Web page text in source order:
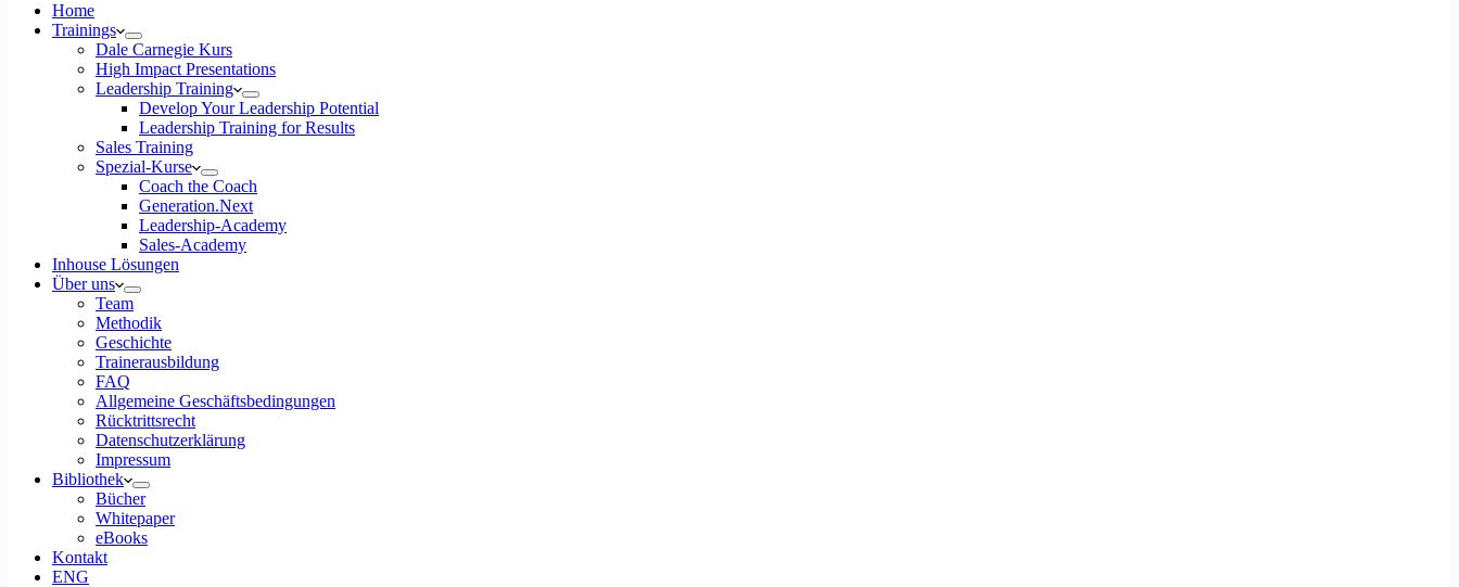
Home
Trainings
Dale Carnegie Kurs
High Impact Presentations
Leadership Training
Develop Your Leadership Potential
Leadership Training for Results
Sales Training
Spezial-Kurse
Coach the Coach
Generation.Next
Leadership-Academy
Sales-Academy
Inhouse Lösungen
Über uns
Team
Methodik
Geschichte
Trainerausbildung
FAQ
Allgemeine Geschäftsbedingungen
Rücktrittsrecht
Datenschutzerklärung
Impressum
Bibliothek
Bücher
Whitepaper
eBooks
Kontakt
ENG